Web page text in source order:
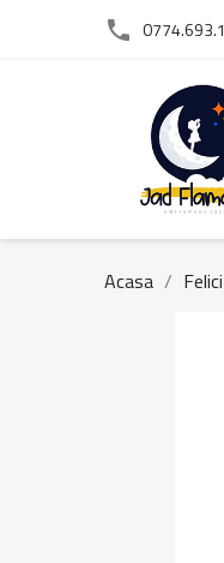
phone
Acasa